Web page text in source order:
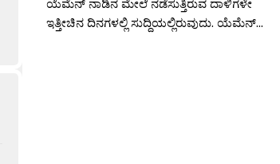
ಇತ್ತೀಚಿನ ದಿನಗಳಲ್ಲಿ ಸುದ್ದಿಯಲ್ಲಿರುವುದು. ಯೆಮೆನ್...